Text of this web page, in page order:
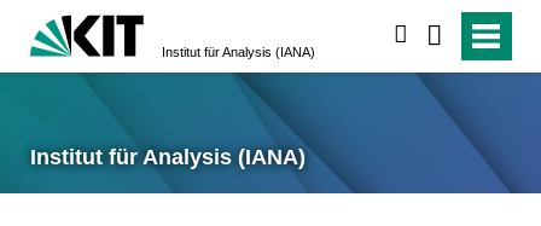
Institut für Analysis (IANA)
Institut für Analysis (IANA)